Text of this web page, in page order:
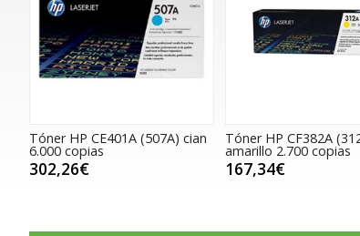
Tóner HP CE401A (507A) cian
6.000 copias
302,26€
Tóner HP CF382A
amarillo 2.700 copias
167,34€